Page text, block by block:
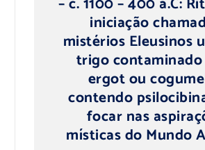
iniciação
mistérios Eleusinos
trigo
ergot ou
contendo
focar nas
místicas do Mundo